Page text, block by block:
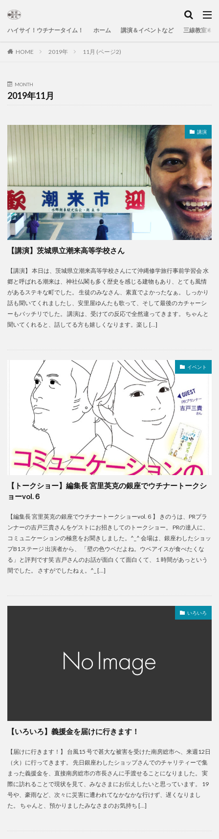
ハイサイ！ウチナータイム！ ホーム 講演＆イベントなど 三線教室＆
HOME 2019年 11月 (ページ2)
MONTH
2019年11月
講演
【講演】茨城県立潮来高等学校さん
【講演】 本日は、茨城県立潮来高等学校さんにて沖縄修学旅行事前学習会 水
郷と呼ばれる潮来は、神社仏閣も多く歴史を感じる建物もあり、とても風情
があるステキな町でした。 生徒のみなさん、素直でよかったなぁ。 しっかり
話も聞いてくれましたし、安里屋ゆんたも歌って、そして最後のカチャーシ
ーもバッチリでした。 講演は、受けての反応で全然違ってきます。 ちゃんと
聞いてくれると、話してる方も嬉しくなります。楽し […]
イベント
【トークショー】編集長 宮里英克の銀座でウチナートークシ
ョーvol.６
【編集長 宮里英克の銀座でウチナートークショーvol.６】 きのうは、PRプラ
ンナーの吉戸三貴さんをゲストにお招きしてのトークショー。 PRの達人に、
コミュニケーションの極意をお聞きしました。^_^ 会場は、銀座わしたショッ
プB1ステージ 出演者から、 「壁の色ウベだよね。ウベアイスが食べたくな
る」と評判です笑 吉戸さんのお話が面白くて面白くて、１時間があっという
間でした。 さすがでしたねぇ。^_ […]
いろいろ
【いろいろ】義援金を届けに行きます！
【届けに行きます！】 台風15 号で甚大な被害を受けた南房総市へ、来週12日
（火）に行ってきます。 先日銀座わしたショップさんでのチャリティーで集
まった義援金を、直接南房総市の市長さんに手渡せることになりました。 実
際に訪れることで現状を見て、みなさまにお伝えしたいと思っています。 19
号や、豪雨など、次々に災害に遭われてなかなかな行けず、遅くなりまし
た。 ちゃんと、預かりましたみなさまのお気持ち […]